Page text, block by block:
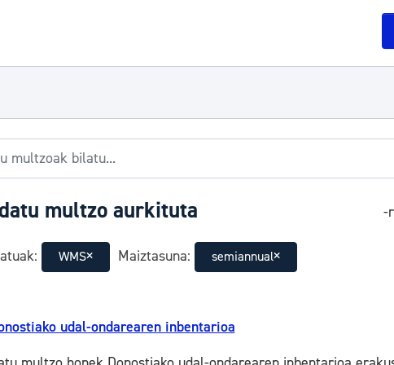
-
multzo aurkituta
WMS Maiztasuna: semiannual
udal-ondarearen inbentarioa